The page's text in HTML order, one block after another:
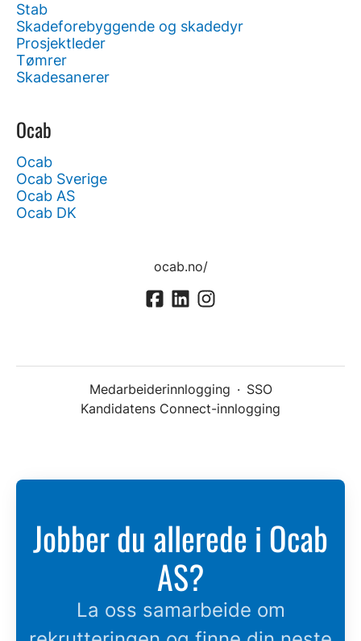
Stab
Skadeforebyggende og skadedyr
Prosjektleder
Tømrer
Skadesanerer
Ocab
Ocab
Ocab Sverige
Ocab AS
Ocab DK
ocab.no/
Medarbeiderinnlogging · SSO
Kandidatens Connect-innlogging
Jobber du allerede i Ocab
AS?
La oss samarbeide om